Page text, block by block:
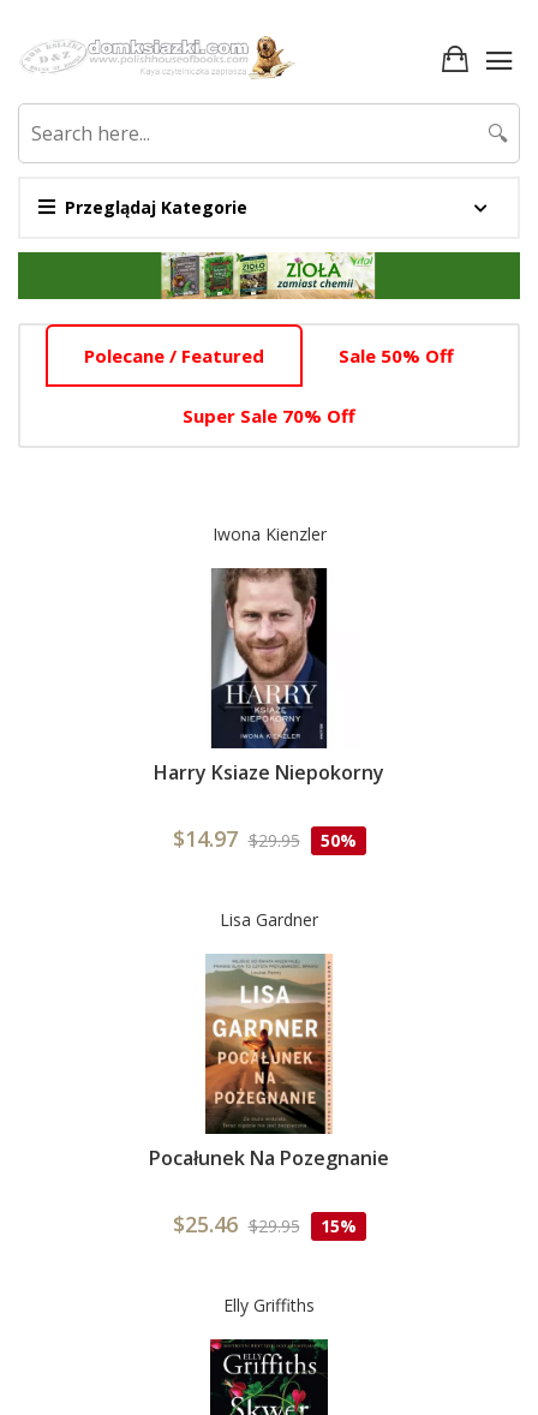
Przeglądaj Kategorie
🔍
Section
Home
Tab
Section
Polecane / Featured Sale 50% Off
Super Sale 70% Off
Iwona Kienzler
Harry Ksiaze Niepokorny
$14.97 $29.95 50%
Lisa Gardner
Pocałunek Na Pozegnanie
$25.46 $29.95 15%
Elly Griffiths